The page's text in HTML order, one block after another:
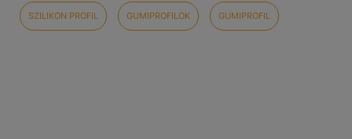
SZILIKON PROFIL GUMIPROFILOK GUMIPROFIL